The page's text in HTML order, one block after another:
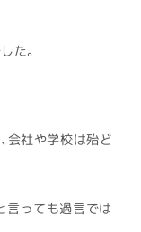
た。
会社や学校は殆ど
言っても過言では